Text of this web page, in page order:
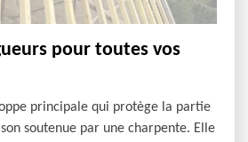
pour toutes vos
principale qui protège la partie
soutenue par une charpente. Elle